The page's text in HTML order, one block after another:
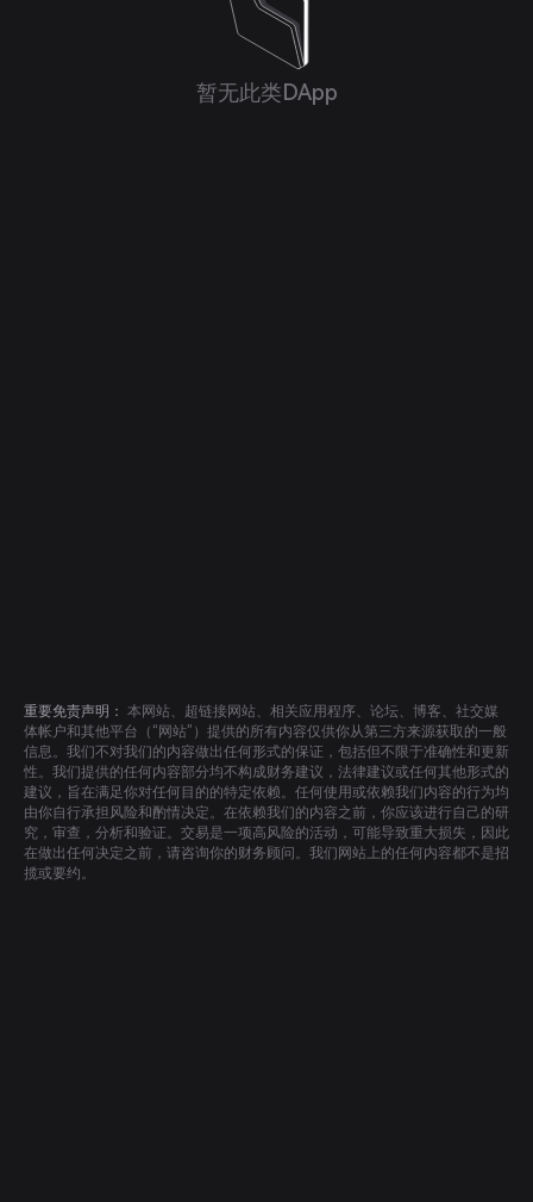
暂无此类DApp
重要免责声明： 本网站、超链接网站、相关应用程序、论坛、博客、社交媒
体帐户和其他平台（“网站”）提供的所有内容仅供你从第三方来源获取的一般
信息。我们不对我们的内容做出任何形式的保证，包括但不限于准确性和更新
性。我们提供的任何内容部分均不构成财务建议，法律建议或任何其他形式的
建议，旨在满足你对任何目的的特定依赖。任何使用或依赖我们内容的行为均
由你自行承担风险和酌情决定。在依赖我们的内容之前，你应该进行自己的研
究，审查，分析和验证。交易是一项高风险的活动，可能导致重大损失，因此
在做出任何决定之前，请咨询你的财务顾问。我们网站上的任何内容都不是招
揽或要约。